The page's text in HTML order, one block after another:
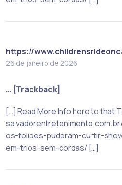
https://
26 de janeiro de 2026
… [Trackback]
[…] Read More Info here to that
os-folioes-puderam-curtir-
em-trios-sem-cordas/ […]